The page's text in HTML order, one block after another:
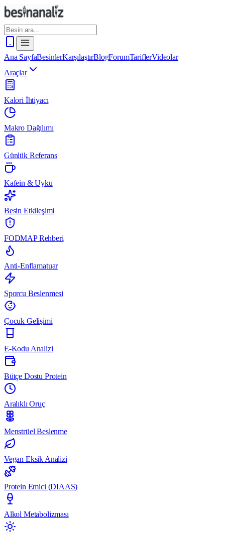
Ana SayfaBesinlerKarşılaştırBlogForumTariflerVideolar
Araçlar
Kalori İhtiyacı
Makro Dağılımı
Günlük Referans
Kafein & Uyku
Besin Etkileşimi
FODMAP Rehberi
Anti-Enflamatuar
Sporcu Beslenmesi
Çocuk Gelişimi
E-Kodu Analizi
Bütçe Dostu Protein
Aralıklı Oruç
Menstrüel Beslenme
Vegan Eksik Analizi
Protein Emici (DIAAS)
Alkol Metabolizması